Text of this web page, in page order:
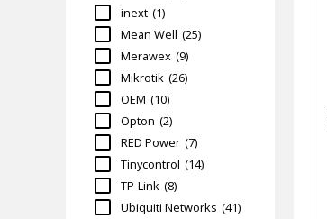
inext (1)
Mean Well (25)
Merawex (9)
Mikrotik (26)
OEM (10)
Opton (2)
RED Power (7)
Tinycontrol (14)
TP-Link (8)
Ubiquiti Networks (41)